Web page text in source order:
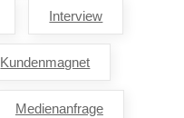
Interview
Kundenmagnet
Medienanfrage